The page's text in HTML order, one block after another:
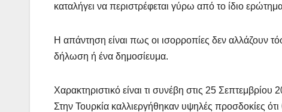
καταλήγει να περιστρέφεται γύρω από το ίδιο
Η απάντηση είναι πως οι ισορροπίες δεν αλλάζουν
δήλωση ή ένα δημοσίευμα.
Χαρακτηριστικό είναι τι συνέβη στις 25
Στην Τουρκία καλλιεργήθηκαν υψηλές προσδοκίες